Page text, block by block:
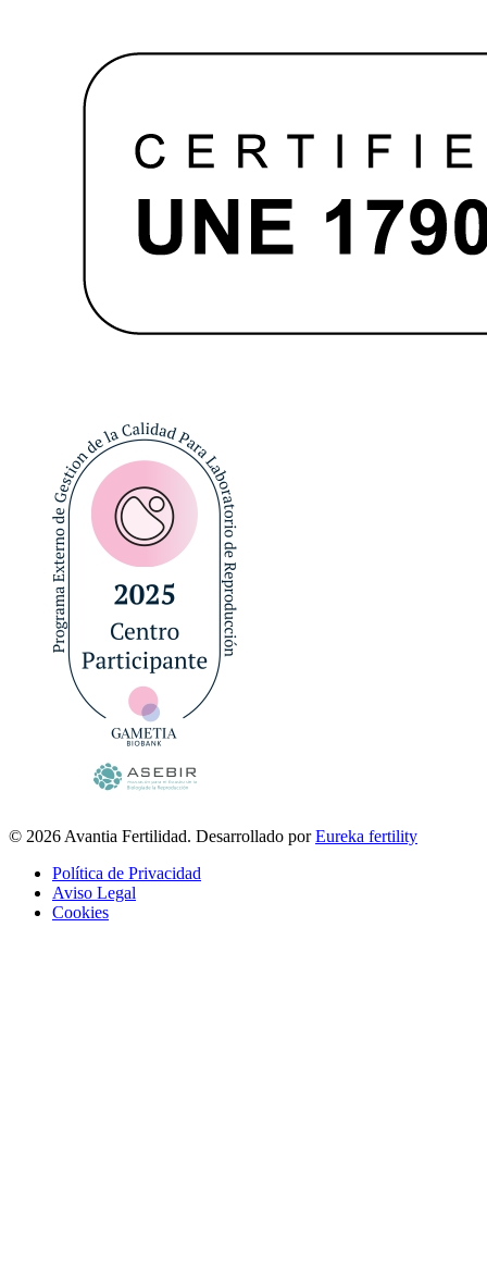
© 2026 Avantia Fertilidad. Desarrollado porEureka fertility
Política de Privacidad
Aviso Legal
Cookies